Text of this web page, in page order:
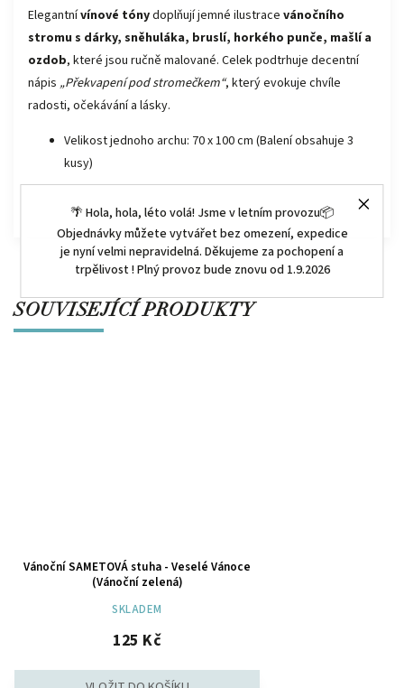
🌴 Hola, hola, léto volá! Jsme v letním provozu📦
Objednávky můžete vytvářet bez omezení, expedice
je nyní velmi nepravidelná. Děkujeme za pochopení a
trpělivost ! Plný provoz bude znovu od 1.9.2026
Elegantnívínové tónydoplňují jemné ilustrace vánočního
stromu s dárky, sněhuláka, bruslí, horkého punče, mašlí a
ozdob, které jsou ručně malované. Celek podtrhuje decentní
nápis „Překvapení pod stromečkem“, který evokuje chvíle
radosti, očekávání a lásky.
Velikost jednoho archu: 70 x 100 cm (Balení obsahuje 3
kusy)
SOUVISEJÍCÍ PRODUKTY
Vánoční SAMETOVÁ stuha - Veselé Vánoce
(Vánoční zelená)
SKLADEM
125 Kč